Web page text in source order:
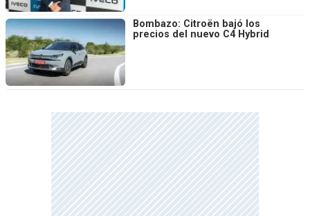
Bombazo: Citroën bajó los
precios del nuevo C4 Hybrid